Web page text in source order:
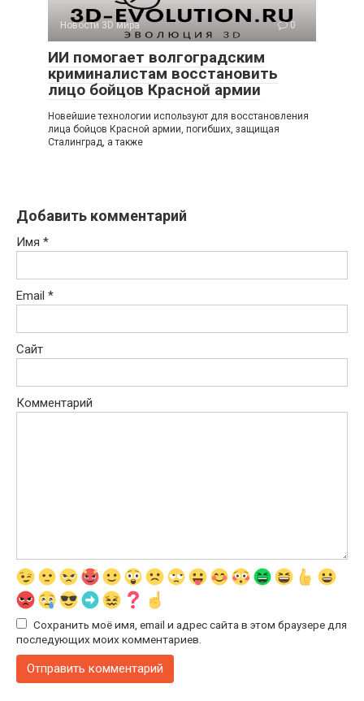
Новости 3D мира 0
ИИ помогает волгоградским
криминалистам восстановить
лицо бойцов Красной армии
Новейшие технологии используют для восстановления
лица бойцов Красной армии, погибших, защищая
Сталинград, а также
Добавить комментарий
Имя *
Email *
Сайт
Комментарий
Сохранить моё имя, email и адрес сайта в этом браузере для
последующих моих комментариев.